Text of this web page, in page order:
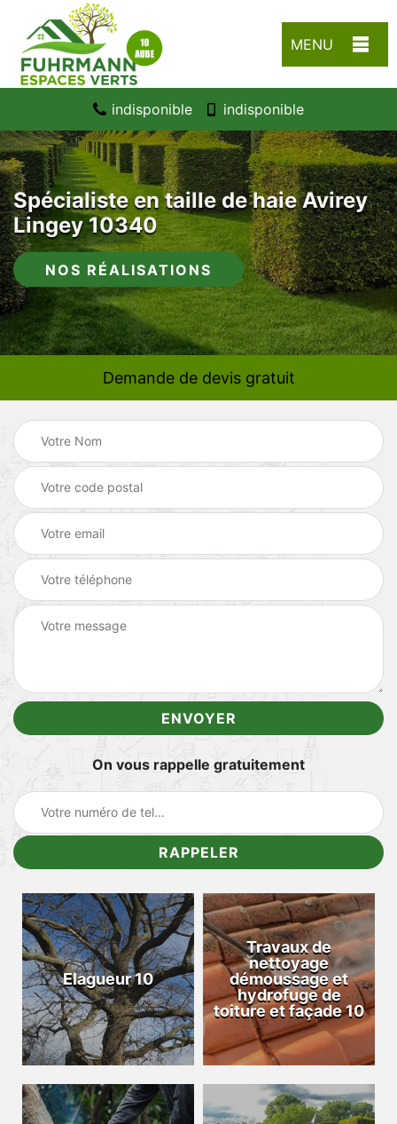
MENU
indisponible indisponible
Spécialiste en taille de haie Avirey
Lingey 10340
NOS RÉALISATIONS
Demande de devis gratuit
On vous rappelle gratuitement
Elagueur 10
Travaux de
nettoyage
démoussage et
hydrofuge de
toiture et façade 10